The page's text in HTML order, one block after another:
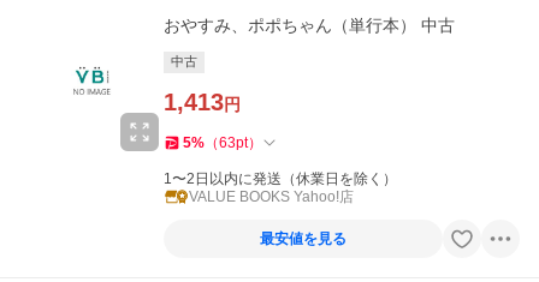
おやすみ、ポポちゃん（単行本） 中古
中古
1,413円
5% （63pt）
1〜2日以内に発送（休業日を除く）
VALUE BOOKS Yahoo!店
最安値を見る